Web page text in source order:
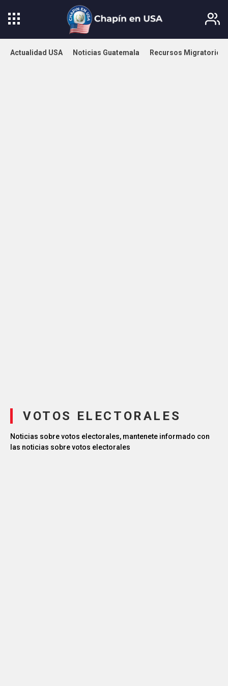
Actualidad USA Noticias Guatemala Recursos Migratorios
VOTOS ELECTORALES
Noticias sobre votos electorales, mantenete informado con
las noticias sobre votos electorales